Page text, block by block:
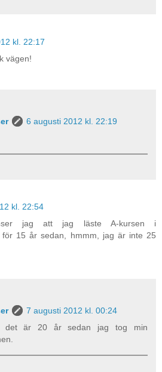
kl. 22:17
vägen!
6 augusti 2012 kl. 22:19
kl. 22:54
jag att jag läste A-kursen i
för 15 år sedan, hmmm, jag är inte 25
7 augusti 2012 kl. 00:24
det är 20 år sedan jag tog min